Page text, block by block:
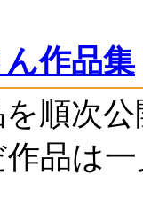
ん作品集
順次
品は